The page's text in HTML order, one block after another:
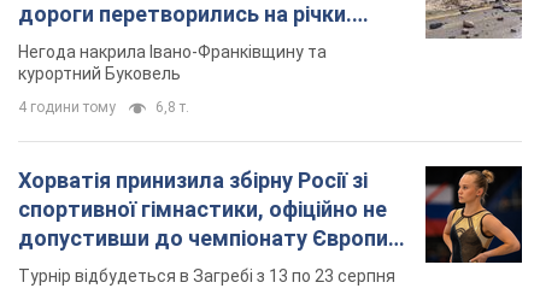
дороги перетворились на річки.
Відео
Негода накрила Івано-Франківщину та
курортний Буковель
4 години тому 6,8 т.
Хорватія принизила збірну Росії зі
спортивної гімнастики, офіційно не
допустивши до чемпіонату Європи
основних спортсменів
Турнір відбудеться в Загребі з 13 по 23 серпня